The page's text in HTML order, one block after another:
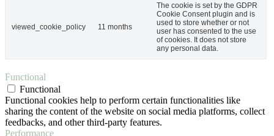
viewed_cookie_policy 11 months
The cookie is set by the GDPR
Cookie Consent plugin and is
used to store whether or not
user has consented to the use
of cookies. It does not store
any personal data.
Functional
Functional
Functional cookies help to perform certain functionalities like
sharing the content of the website on social media platforms, collect
feedbacks, and other third-party features.
Performance